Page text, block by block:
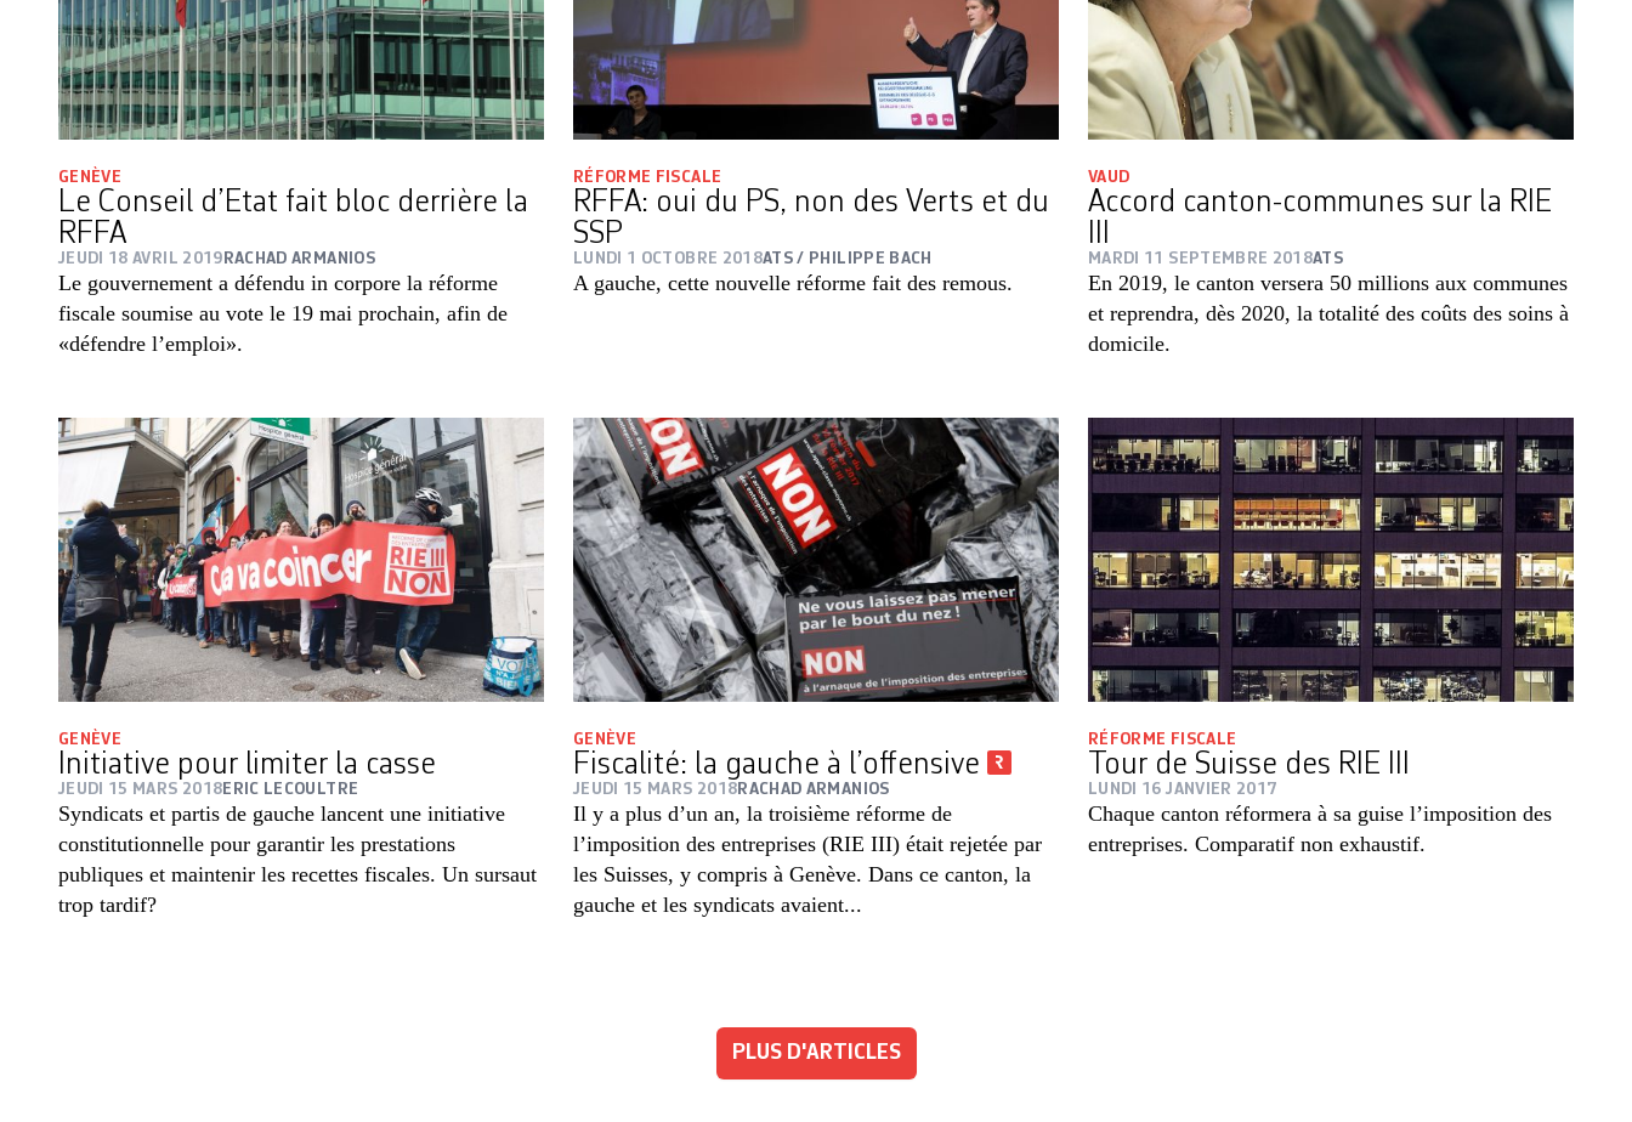
GENÈVE
Le Conseil d’Etat fait bloc derrière la
RFFA
JEUDI 18 AVRIL 2019 RACHAD ARMANIOS
Le gouvernement a défendu in corpore la réforme
fiscale soumise au vote le 19 mai prochain, afin de
«défendre l’emploi».
RÉFORME FISCALE
RFFA: oui du PS, non des Verts et du
SSP
LUNDI 1 OCTOBRE 2018ATS / PHILIPPE BACH
A gauche, cette nouvelle réforme fait des remous.
VAUD
Accord canton-communes sur la RIE
MARDI 11 SEPTEMBRE 2018ATS
En 2019, le canton versera 50 millions aux communes
et reprendra, dès 2020, la totalité des coûts des soins à
domicile.
GENÈVE
Initiative pour limiter la casse
JEUDI 15 MARS 2018 ERIC LECOULTRE
Syndicats et partis de gauche lancent une initiative
constitutionnelle pour garantir les prestations
publiques et maintenir les recettes fiscales. Un sursaut
trop tardif?
GENÈVE
Fiscalité: la gauche à l’offensive
JEUDI 15 MARS 2018 RACHAD ARMANIOS
Il y a plus d’un an, la troisième réforme de
l’imposition des entreprises (RIE III) était rejetée par
les Suisses, y compris à Genève. Dans ce canton, la
gauche et les syndicats avaient...
RÉFORME FISCALE
Tour de Suisse des RIE III
LUNDI 16 JANVIER 2017
Chaque canton réformera à sa guise l’imposition des
entreprises. Comparatif non exhaustif.
PLUS D'ARTICLES